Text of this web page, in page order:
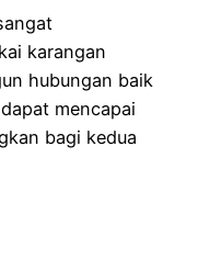
karangan
hubungan baik
mencapai
bagi kedua